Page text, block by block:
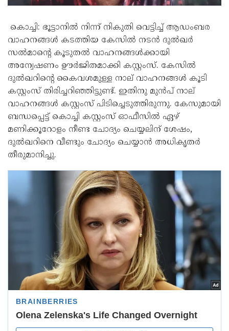
കൊച്ചി: ഭൂട്ടാനിൽ നിന്ന് നികുതി വെട്ടിച്ച് ആഡംബര
വാഹനങ്ങൾ കടത്തിയ കേസിൽ നടൻ ദുൽഖർ
സൽമാന്റെ കൂടുതൽ വാഹനങ്ങൾക്കായി
അന്വേഷണം ഊർജിതമാക്കി കസ്റ്റംസ്. കേസിൽ
ദുൽഖറിന്റെ കൈവശമുള്ള നാല് വാഹനങ്ങൾ കൂടി
കസ്റ്റംസ് തിരിച്ചറിഞ്ഞിട്ടുണ്ട്. ഇതിനു മുൻപ് നാല്
വാഹനങ്ങൾ കസ്റ്റംസ് പിടിച്ചെടുത്തിരുന്നു. കേസുമായി
ബന്ധപ്പെട്ട് കൊച്ചി കസ്റ്റംസ് ഓഫീസിൽ ഏഴ്
മണിക്കൂറോളം നീണ്ട ചോദ്യം ചെയ്യലിന് ശേഷം,
ദുൽഖറിനെ വീണ്ടും ചോദ്യം ചെയ്യാൻ അധികൃതർ
തീരുമാനിച്ചു.